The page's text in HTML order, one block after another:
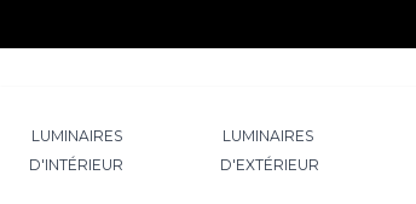
LUMINAIRES
D'INTÉRIEUR
LUMINAIRES
D'EXTÉRIEUR